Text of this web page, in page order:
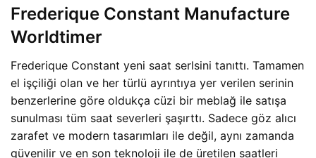
Frederique Constant Manufacture
Worldtimer
Frederique Constant yeni saat serlsini tanıttı. Tamamen
el işçiliği olan ve her türlü ayrıntıya yer verilen serinin
benzerlerine göre oldukça cüzi bir meblağ ile satışa
sunulması tüm saat severleri şaşırttı. Sadece göz alıcı
zarafet ve modern tasarımları ile değil, aynı zamanda
güvenilir ve en son teknoloji ile de üretilen saatleri